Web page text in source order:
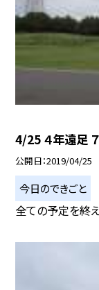
4/25 ４年遠足 ７
公開日 2019/04/25
今日のできごと
全ての予定を終